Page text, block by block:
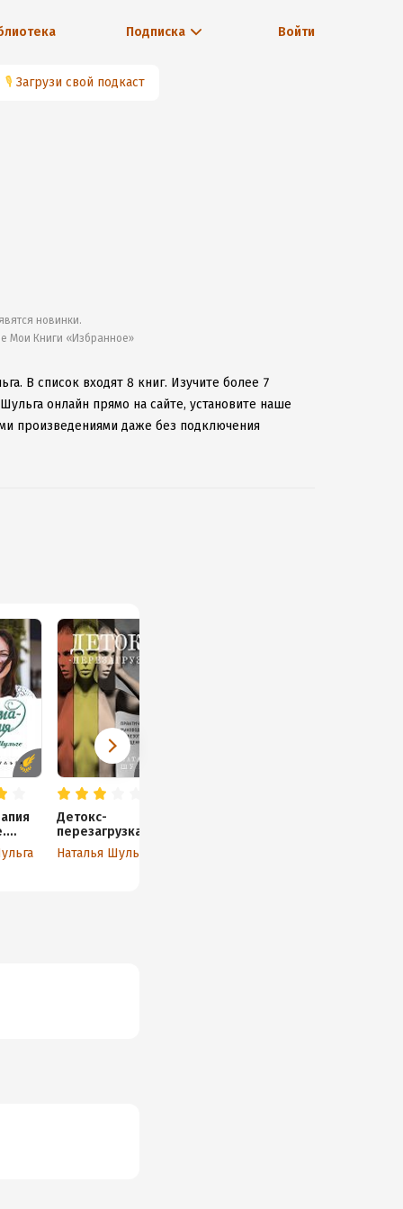
Подписка Войти
🎙 Загрузи свой подкаст
новинки.
Мои Книги «Избранное»
В список входят 8 книг. Изучите более 7
онлайн прямо на сайте, установите наше
произведениями даже без подключения
Детокс-
перезагрузка.
Практическое
руководство по
Наталья Шульга